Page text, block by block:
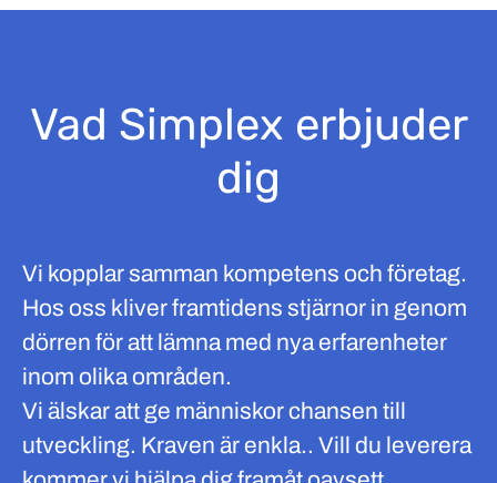
Vad Simplex erbjuder
dig
Vi kopplar samman kompetens och företag.
Hos oss kliver framtidens stjärnor in genom
dörren för att lämna med nya erfarenheter
inom olika områden.
Vi älskar att ge människor chansen till
utveckling. Kraven är enkla.. Vill du leverera